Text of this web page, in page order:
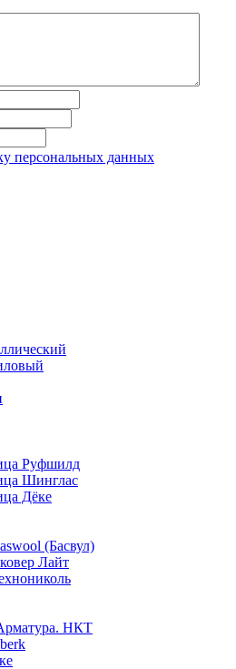
персональных данных
Руфшилд
Шинглас
Дёке
(Басвул)
Лайт
НКТ